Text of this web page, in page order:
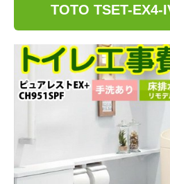
TOTO TSET-EX4-